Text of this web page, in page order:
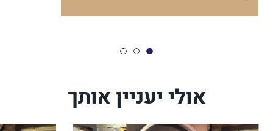
אולי יעניין אותך